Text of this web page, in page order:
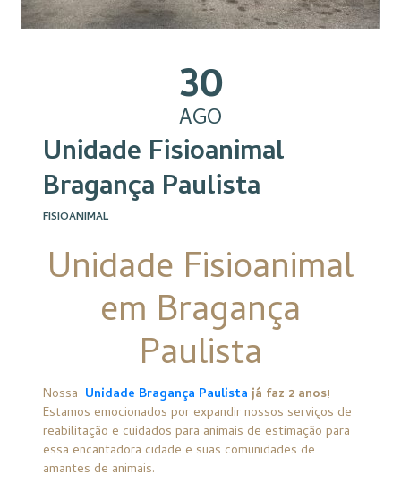
30
AGO
Unidade Fisioanimal
Bragança Paulista
FISIOANIMAL
Unidade Fisioanimal
em Bragança
Paulista
Nossa Unidade Bragança Paulista já faz 2 anos!
Estamos emocionados por expandir nossos serviços de
reabilitação e cuidados para animais de estimação para
essa encantadora cidade e suas comunidades de
amantes de animais.